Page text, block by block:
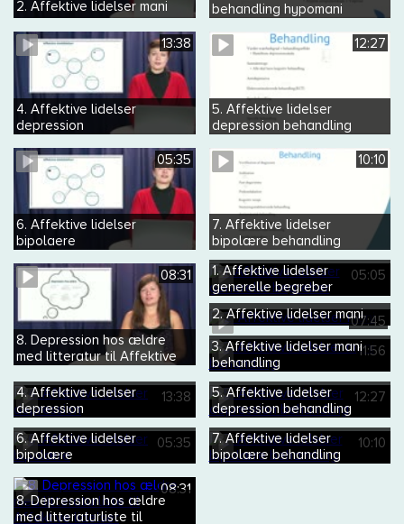
2. Affektive lidelser mani
behandling hypomani
13:38
4. Affektive lidelser
depression
12:27
5. Affektive lidelser
depression behandling
05:35
6. Affektive lidelser
bipolaere
10:10
7. Affektive lidelser
bipolære behandling
kroniske affektive tilstande
08:31
8. Depression hos ældre
med litteratur til Affektive
05:05
1. Affektive lidelser
generelle begreber
07:45
2. Affektive lidelser mani
11:56
3. Affektive lidelser mani
behandling
13:38
4. Affektive lidelser
depression
12:27
5. Affektive lidelser
depression behandling
05:35
6. Affektive lidelser
bipolære
10:10
7. Affektive lidelser
bipolære behandling
08:31
8. Depression hos ældre
med litteraturliste til